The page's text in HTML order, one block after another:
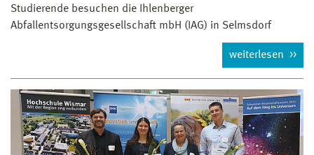
Studierende besuchen die Ihlenberger
Abfallentsorgungsgesellschaft mbH (IAG) in Selmsdorf
weiterlesen